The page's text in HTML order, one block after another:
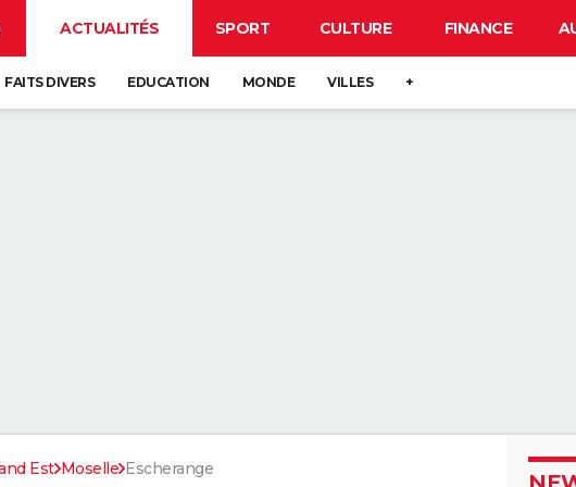
ACTUALITÉS SPORT CULTURE FINANCE
FAITS DIVERS EDUCATION MONDE VILLES +
Est Moselle Escherange